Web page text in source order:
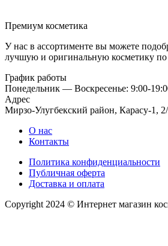
Премиум косметика
У нас в ассортименте вы можете
лучшую и оригинальную косметику
График работы
Понедельник — Воскресенье: 9:00-
Адрес
Мирзо-Улугбекский район, Карасу-1,
О нас
Контакты
Политика конфиденциальности
Публичная оферта
Доставка и оплата
Copyright 2024 © Интернет магазин